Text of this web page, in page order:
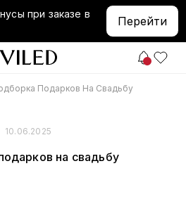
при заказе в
Перейти
Подарков На Свадьбу
10.06.2025
на свадьбу